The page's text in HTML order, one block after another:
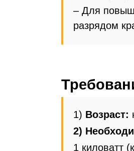
– Для
разрядом
1) Возраст:
2)
1 киловатт